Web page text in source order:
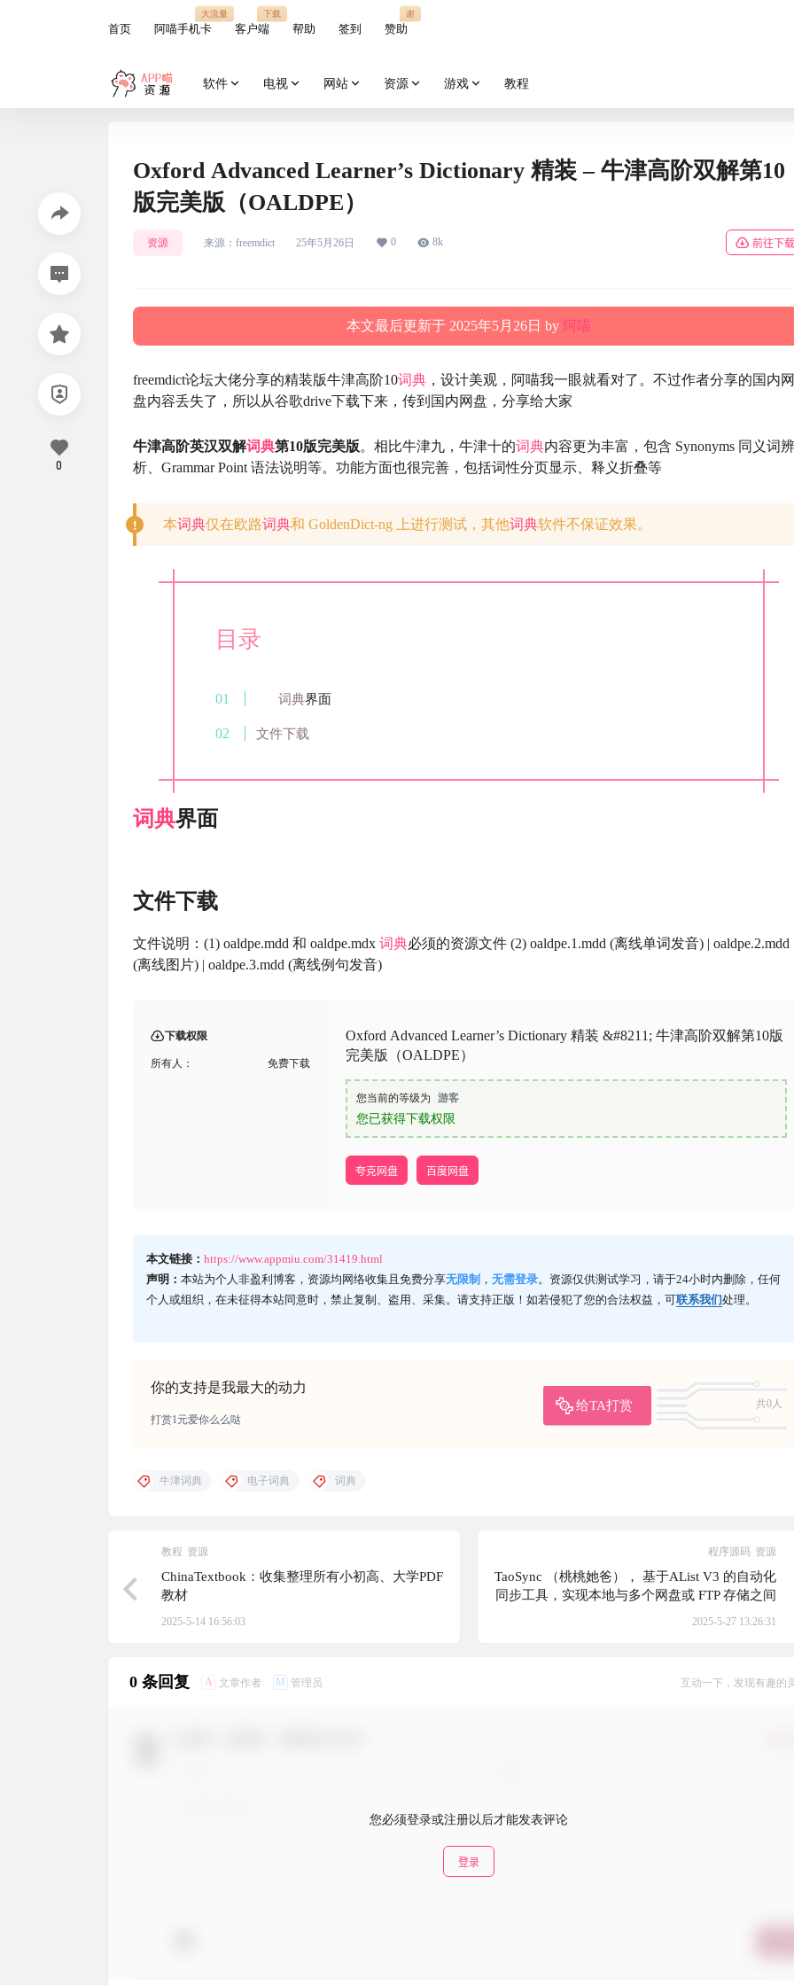
首页 阿喵手机卡
大流量
客户端
下载
帮助 签到 赞助
谢
软件 电视 网站 资源 游戏 教程
Oxford Advanced Learner’s Dictionary 精装 – 牛津高阶双解第10
版完美版（OALDPE）
资源 来源： freemdict 25年5月26日 0 8k 前往下载
本文最后更新于 2025年5月26日 by 阿喵
freemdict论坛大佬分享的精装版牛津高阶10词典 ，设计美观，阿喵我一眼就看对了。不过作者分享的国内网
盘内容丢失了，所以从谷歌drive下载下来，传到国内网盘，分享给大家
牛津高阶英汉双解词典第10版完美版。相比牛津九，牛津十的词典内容更为丰富，包含 Synonyms 同义词辨
析、Grammar Point 语法说明等。功能方面也很完善，包括词性分页显示、释义折叠等
本词典仅在欧路词典和 GoldenDict-ng 上进行测试，其他词典软件不保证效果。
目录
词典界面
文件下载
词典界面
文件下载
文件说明：(1) oaldpe.mdd 和 oaldpe.mdx 词典必须的资源文件 (2) oaldpe.1.mdd (离线单词发音) | oaldpe.2.mdd
(离线图片) | oaldpe.3.mdd (离线例句发音)
下载权限
所有人： 免费下载
Oxford Advanced Learner’s Dictionary 精装 &#8211; 牛津高阶双解第10版
完美版（OALDPE）
您当前的等级为 游客
您已获得下载权限
夸克网盘 百度网盘
本文链接： https://www.appmiu.com/31419.html
声明： 本站为个人非盈利博客，资源均网络收集且免费分享无限制 ， 无需登录。资源仅供测试学习，请于24小时内删除，任何
个人或组织，在未征得本站同意时，禁止复制、盗用、采集。请支持正版！如若侵犯了您的合法权益，可联系我们处理。
你的支持是我最大的动力
给TA打赏
共0人
打赏1元爱你么么哒
0
牛津词典 电子词典 词典
教程 资源
ChinaTextbook：收集整理所有小初高、大学PDF
教材
2025-5-14 16:56:03
程序源码 资源
TaoSync （桃桃她爸）， 基于AList V3 的自动化
同步工具，实现本地与多个网盘或 FTP 存储之间
的文件同步与备份
2025-5-27 13:26:31
0 条回复 A 文章作者 M 管理员 互动一下，发现有趣的
您必须登录或注册以后才能发表评论
登录